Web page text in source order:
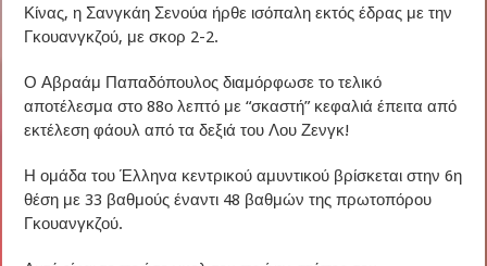
Κίνας, η Σανγκάη Σενούα ήρθε ισόπαλη εκτός έδρας με την
Γκουανγκζού, με σκορ 2-2.
Ο Αβραάμ Παπαδόπουλος διαμόρφωσε το τελικό
αποτέλεσμα στο 88ο λεπτό με “σκαστή” κεφαλιά έπειτα από
εκτέλεση φάουλ από τα δεξιά του Λου Ζενγκ!
Η ομάδα του Έλληνα κεντρικού αμυντικού βρίσκεται στην 6η
θέση με 33 βαθμούς έναντι 48 βαθμών της πρωτοπόρου
Γκουανγκζού.